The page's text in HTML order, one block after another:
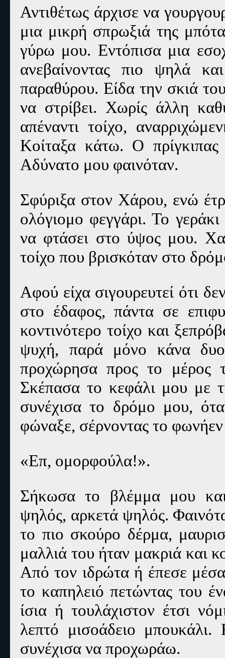
Αντιθέτως άρχισε να
μια μικρή σπρωξιά της
γύρω μου. Εντόπισα μια
ανεβαίνοντας πιο ψηλά
παραθύρου. Είδα την σκιά
να στρίβει. Χωρίς άλλη
απέναντι τοίχο,
Κοίταξα κάτω. Ο
Αδύνατο μου φαινόταν.
Σφύριξα στον Χάρου, ενώ
ολόγιομο φεγγάρι. Το
να φτάσει στο ύψος μου.
τοίχο που βρισκόταν στο
Αφού είχα σιγουρευτεί ότι
στο έδαφος, πάντα σε
κοντινότερο τοίχο και
ψυχή, παρά μόνο κάνα
προχώρησα προς το μέρος
Σκέπασα το κεφάλι μου με
συνέχισα το δρόμο μου,
φώναξε, σέρνοντας το φωνήεν
«Επ, ομορφούλα!».
Σήκωσα το βλέμμα μου
ψηλός, αρκετά ψηλός.
το πιο σκούρο δέρμα,
μαλλιά του ήταν μακριά και
Από τον ιδρώτα ή έπεσε
το καπηλειό πετώντας του
ίσια ή τουλάχιστον έτσι
λεπτό μισοάδειο
συνέχισα να προχωράω.